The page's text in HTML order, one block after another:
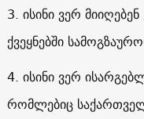
3. ისინი ვერ
ქვეყნებში
4. ისინი ვერ
რომლებიც